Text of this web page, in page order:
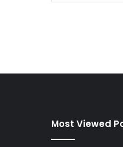
Most Viewed